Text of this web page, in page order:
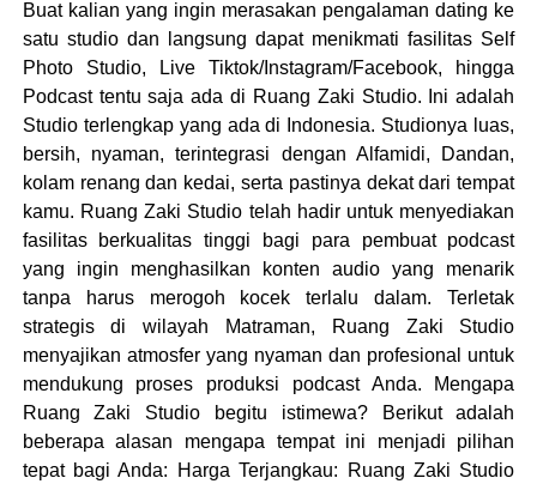
Buat kalian yang ingin merasakan pengalaman dating ke
satu studio dan langsung dapat menikmati fasilitas Self
Photo Studio, Live Tiktok/Instagram/Facebook, hingga
Podcast tentu saja ada di Ruang Zaki Studio. Ini adalah
Studio terlengkap yang ada di Indonesia. Studionya luas,
bersih, nyaman, terintegrasi dengan Alfamidi, Dandan,
kolam renang dan kedai, serta pastinya dekat dari tempat
kamu. Ruang Zaki Studio telah hadir untuk menyediakan
fasilitas berkualitas tinggi bagi para pembuat podcast
yang ingin menghasilkan konten audio yang menarik
tanpa harus merogoh kocek terlalu dalam. Terletak
strategis di wilayah Matraman, Ruang Zaki Studio
menyajikan atmosfer yang nyaman dan profesional untuk
mendukung proses produksi podcast Anda. Mengapa
Ruang Zaki Studio begitu istimewa? Berikut adalah
beberapa alasan mengapa tempat ini menjadi pilihan
tepat bagi Anda: Harga Terjangkau: Ruang Zaki Studio